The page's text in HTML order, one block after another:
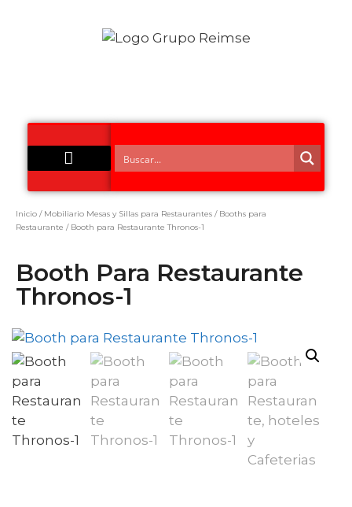
Inicio / Mobiliario Mesas y Sillas para Restaurantes / Booths para
Restaurante / Booth para Restaurante Thronos-1
Booth Para Restaurante
Thronos-1